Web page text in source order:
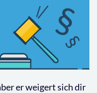
er weigert sich dir